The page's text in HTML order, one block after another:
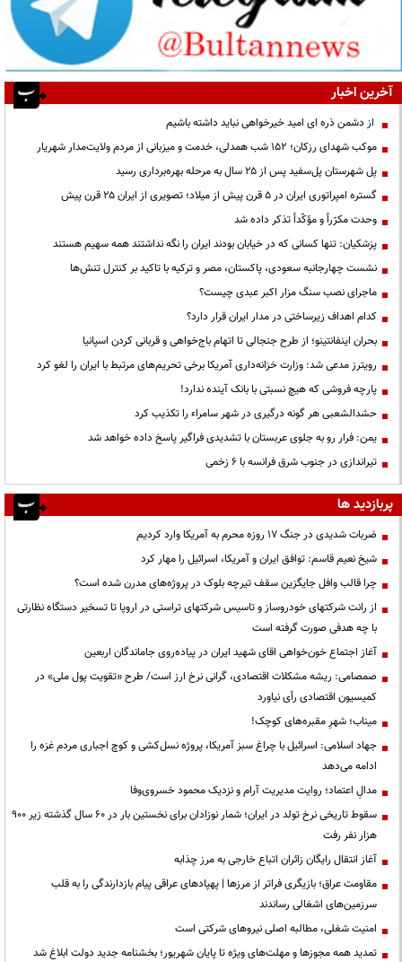
آخرین اخبار
از دشمن ذره ای امید خیرخواهی نباید داشته باشیم
موکب شهدای رزکان؛ ۱۵۲ شب همدلی، خدمت و میزبانی از مردم ولایت‌مدار شهریار
پل شهرستان پل‌سفید پس از ۲۵ سال به مرحله بهره‌برداری رسید
گستره امپراتوری ایران در ۵ قرن پیش از میلاد؛ تصویری از ایران ۲۵ قرن پیش
وحدت مکرّراً و مؤکّداً تذکر داده شد
پزشکیان: تنها کسانی که در خیابان بودند ایران را نگه نداشتند همه سهیم هستند
نشست چهارجانبه سعودی، پاکستان، مصر و ترکیه با تاکید بر کنترل تنش‌ها
ماجرای نصب سنگ مزار اکبر عبدی چیست؟
کدام اهداف زیرساختی در مدار ایران قرار دارد؟
بحران اینفانتینو؛ از طرح جنجالی تا اتهام باج‌خواهی و قربانی کردن اسپانیا
رویترز مدعی شد: وزارت خزانه‌داری آمریکا برخی تحریم‌های مرتبط با ایران را لغو کرد
پارچه فروشی که هیچ نسبتی با بانک آینده ندارد!
حشدالشعبی هر گونه درگیری در شهر سامراء را تکذیب کرد
یمن: فرار رو به جلوی عربستان با تشدیدی فراگیر پاسخ داده خواهد شد
تیراندازی در جنوب شرق فرانسه با ۶ زخمی
پربازدید ها
ضربات شدیدی در جنگ ۱۷ روزه محرم به آمریکا وارد کردیم
شیخ نعیم قاسم: توافق ایران و آمریکا، اسرائیل را مهار کرد
چرا قالب وافل جایگزین سقف تیرچه بلوک در پروژه‌های مدرن شده است؟
از رانت‌ شرکتهای خودروساز و تاسیس شرکتهای تراستی در اروپا تا تسخیر دستگاه نظارتی
با چه هدفی صورت گرفته است
آغاز اجتماع خون‌خواهی اقای شهید ایران در پیاده‌روی جاماندگان اربعین
صمصامی: ریشه مشکلات اقتصادی، گرانی نرخ ارز است/ طرح «تقویت پول ملی» در
کمیسیون اقتصادی رأی نیاورد
میناب؛ شهرِ مقبره‌های کوچک!
جهاد اسلامی: اسرائیل با چراغ سبز آمریکا، پروژه نسل‌کشی و کوچ اجباری مردم غزه را
ادامه می‌دهد
مدالِ اعتماد؛ روایت مدیریت آرام و نزدیک محمود خسروی‌وفا
سقوط تاریخی نرخ تولد در ایران؛ شمار نوزادان برای نخستین بار در ۶۰ سال گذشته زیر ۹۰۰
هزار نفر رفت
آغاز انتقال رایگان زائران اتباع خارجی به مرز چذابه
مقاومت عراق؛ بازیگری فراتر از مرزها | پهپادهای عراقی پیام بازدارندگی را به قلب
سرزمین‌های اشغالی رساندند
‌امنیت شغلی، مطالبه اصلی نیروهای شرکتی است
تمدید همه مجوزها و مهلت‌های ویژه تا پایان شهریور؛ بخشنامه جدید دولت ابلاغ شد